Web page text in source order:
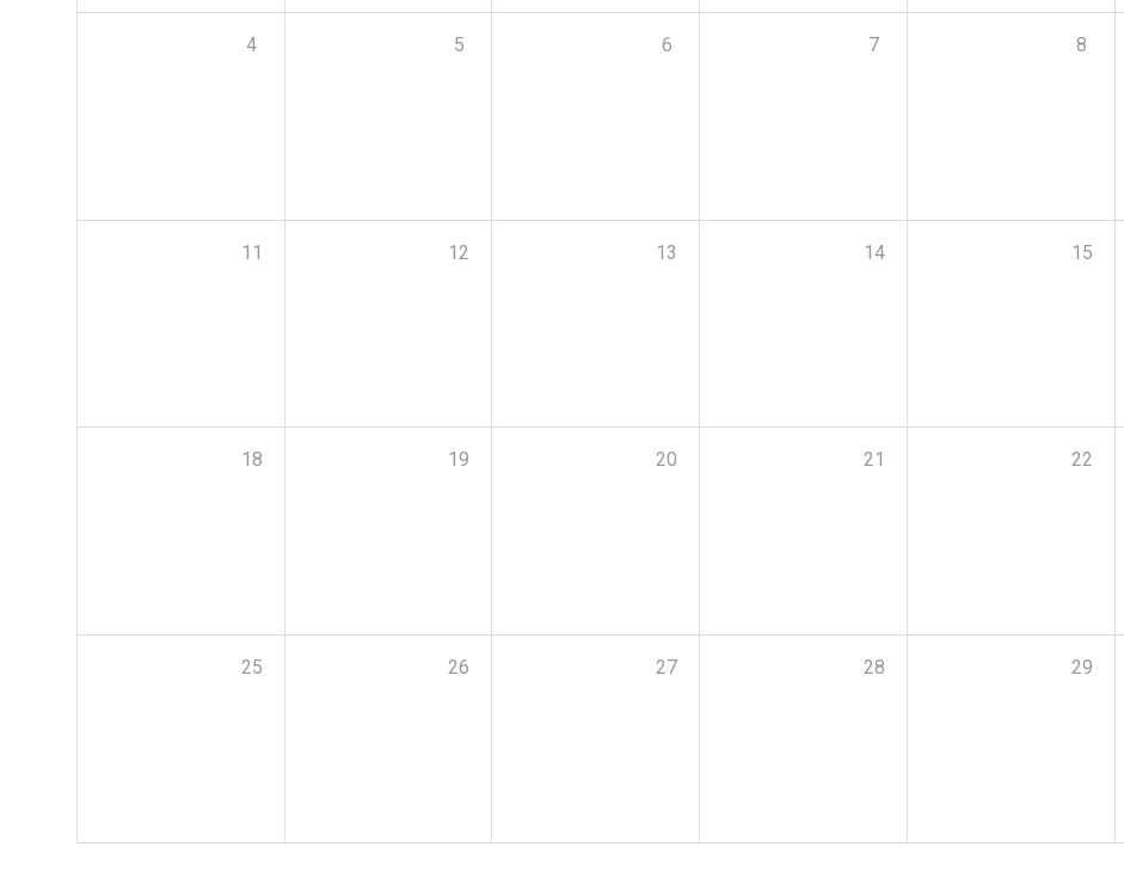
4 5 6 7 8
11 12 13 14 15
18 19 20 21 22
25 26 27 28 29